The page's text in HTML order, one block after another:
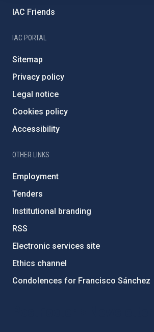
IAC Friends
IAC PORTAL
Sitemap
Privacy policy
Legal notice
Cookies policy
Accessibility
OTHER LINKS
Employment
Tenders
Institutional branding
RSS
Electronic services site
Ethics channel
Condolences for Francisco Sánchez